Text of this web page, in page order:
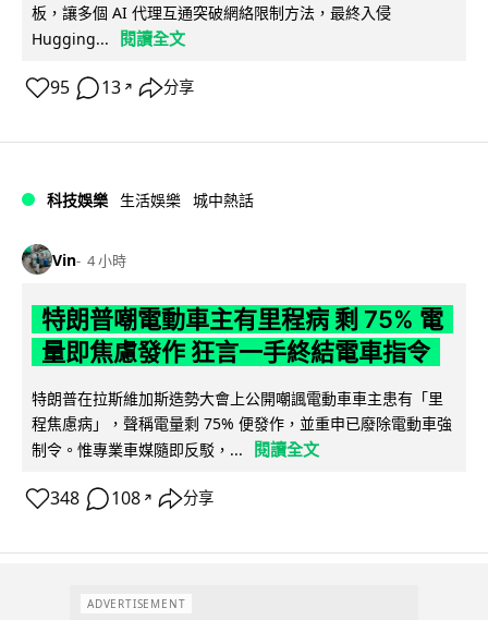
板，讓多個 AI 代理互通突破網絡限制方法，最終入侵
Hugging...
閱讀全文
95 13 ↗ 分享
科技娛樂 生活娛樂 城中熱話
Vin 4 小時
特朗普嘲電動車主有里程病 剩 75% 電
量即焦慮發作 狂言一手終結電車指令
特朗普在拉斯維加斯造勢大會上公開嘲諷電動車車主患有「里
程焦慮病」，聲稱電量剩 75% 便發作，並重申已廢除電動車強
制令。惟專業車媒隨即反駁，...
閱讀全文
348 108 ↗ 分享
ADVERTISEMENT